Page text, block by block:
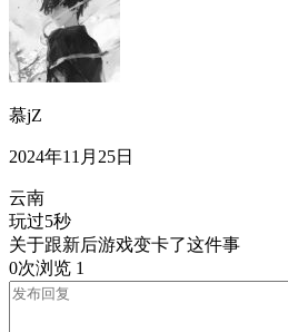
慕jZ
2024年11月25日
云南
玩过5秒
关于跟新后游戏变卡了这件事
0次浏览 1